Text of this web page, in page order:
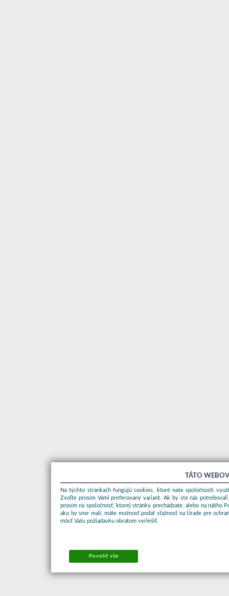
TÁTO
Na týchto stránkach fungujú cookies, ktoré naše spoločnosti
Zvoľte prosím Vami preferovaný variant. Ak by ste nás
prosím na spoločnosť, ktorej stránky prechádzate, alebo na nášho
ako by sme mali, máte možnosť podať sťažnosť na Úrade pre
môcť Vašu požiadavku obratom vyriešiť.
Povoliť vše